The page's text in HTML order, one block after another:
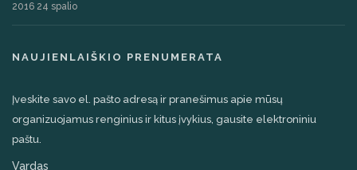
2016 24 spalio
NAUJIENLAIŠKIO PRENUMERATA
Įveskite savo el. pašto adresą ir pranešimus apie mūsų
organizuojamus renginius ir kitus įvykius, gausite elektroniniu
paštu.
Vardas